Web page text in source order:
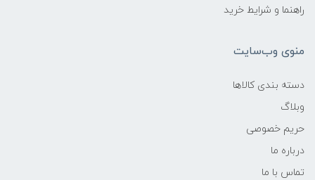
راهنما و شرایط خرید
منوی وب‌سایت
دسته بندی کالاها
وبلاگ
حریم خصوصی
درباره ما
تماس با ما